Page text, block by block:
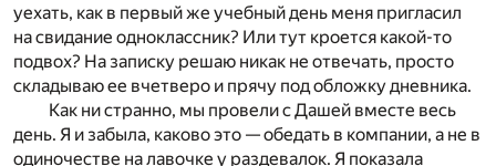
уехать, как в первый же учебный день меня пригласил
на свидание одноклассник? Или тут кроется какой-то
подвох? На записку решаю никак не отвечать, просто
складываю ее вчетверо и прячу под обложку дневника.
Как ни странно, мы провели с Дашей вместе весь
день. Я и забыла, каково это — обедать в компании, а не в
одиночестве на лавочке у раздевалок. Я показала